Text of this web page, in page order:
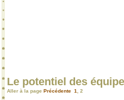
Le potentiel des
Aller à la page Précédente 1 2